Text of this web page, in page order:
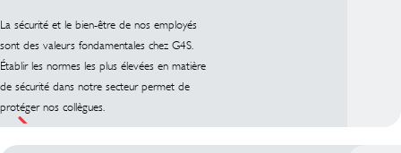
La sécurité et le bien-être de nos employés
sont des valeurs fondamentales chez G4S.
Établir les normes les plus élevées en matière
de sécurité dans notre secteur permet de
protéger nos collègues.